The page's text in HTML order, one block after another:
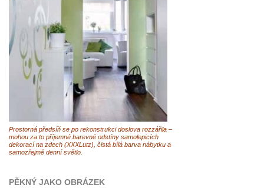
Prostorná předsíň se po rekonstrukci doslova rozzářila –
mohou za to příjemné barevné odstíny samolepicích
dekorací na zdech (XXXLutz), čistá bílá barva nábytku a
samozřejmě denní světlo.
PĚKNÝ JAKO OBRÁZEK